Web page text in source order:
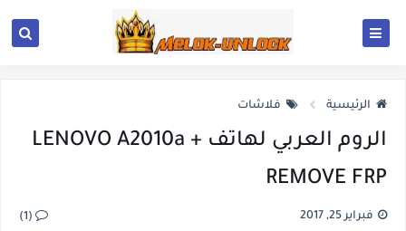
الرئيسية فلاشات
الروم العربي لهاتف LENOVO A2010a +
REMOVE FRP
فبراير 25, 2017 (1)